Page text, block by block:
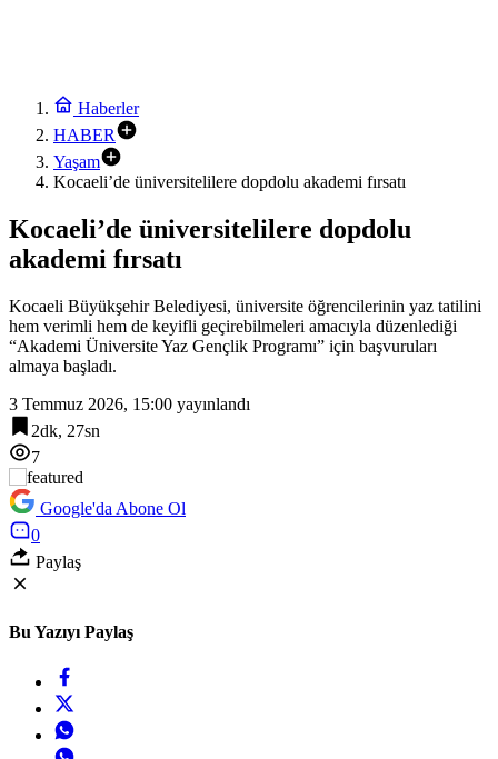
Haberler
HABER
Yaşam
Kocaeli’de üniversitelilere dopdolu akademi fırsatı
Kocaeli’de üniversitelilere dopdolu
akademi fırsatı
Kocaeli Büyükşehir Belediyesi, üniversite öğrencilerinin yaz tatilini
hem verimli hem de keyifli geçirebilmeleri amacıyla düzenlediği
“Akademi Üniversite Yaz Gençlik Programı” için başvuruları
almaya başladı.
3 Temmuz 2026, 15:00 yayınlandı
2dk, 27sn
7
Google'da Abone Ol
0
Paylaş
Bu Yazıyı Paylaş